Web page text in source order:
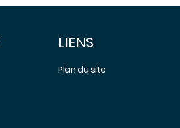
LIENS
Plan du site